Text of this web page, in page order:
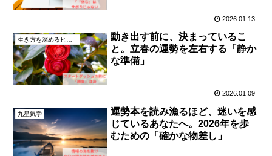
2026.01.13
動き出す前に、決まっているこ
と。立春の運勢を左右する「静か
な準備」
2026.01.09
九星気学
運勢本を読み漁るほど、迷いを感
じているあなたへ。2026年を歩
むための「確かな物差し」